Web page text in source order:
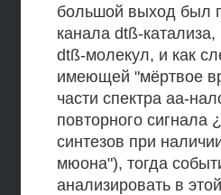
большой выход был
канала dtß-
dtß-молекул, и как
имеющей "мёртвое
части спектра аа-
повторного сигнала
синтезов при
мюона"), тогда
анализировать в